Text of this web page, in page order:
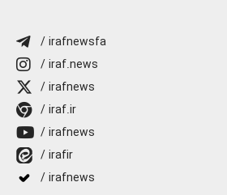
/ irafnewsfa
/ iraf.news
/ irafnews
/ iraf.ir
/ irafnews
/ irafir
/ irafnews